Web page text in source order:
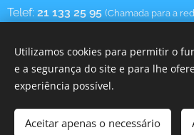
Adicionar ao
Telef: 21 133 25 95 (Chamada para a
Utilização de Cookies -
Utilizamos cookies para permitir o
e a segurança do site e para lhe
experiência possível.
Aceitar apenas o necessário